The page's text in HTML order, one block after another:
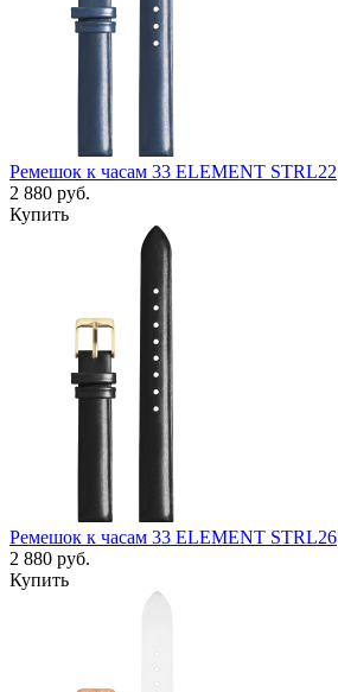
Ремешок к часам 33 ELEMENT STRL22
2 880 руб.
Купить
Ремешок к часам 33 ELEMENT STRL26
2 880 руб.
Купить